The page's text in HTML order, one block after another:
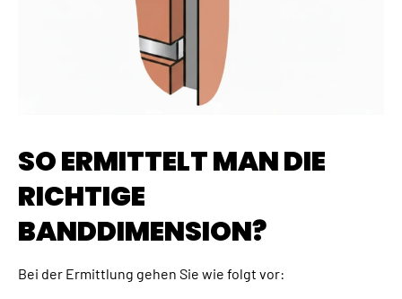
SO ERMITTELT MAN DIE
RICHTIGE
BANDDIMENSION?
Bei der Ermittlung gehen Sie wie folgt vor: